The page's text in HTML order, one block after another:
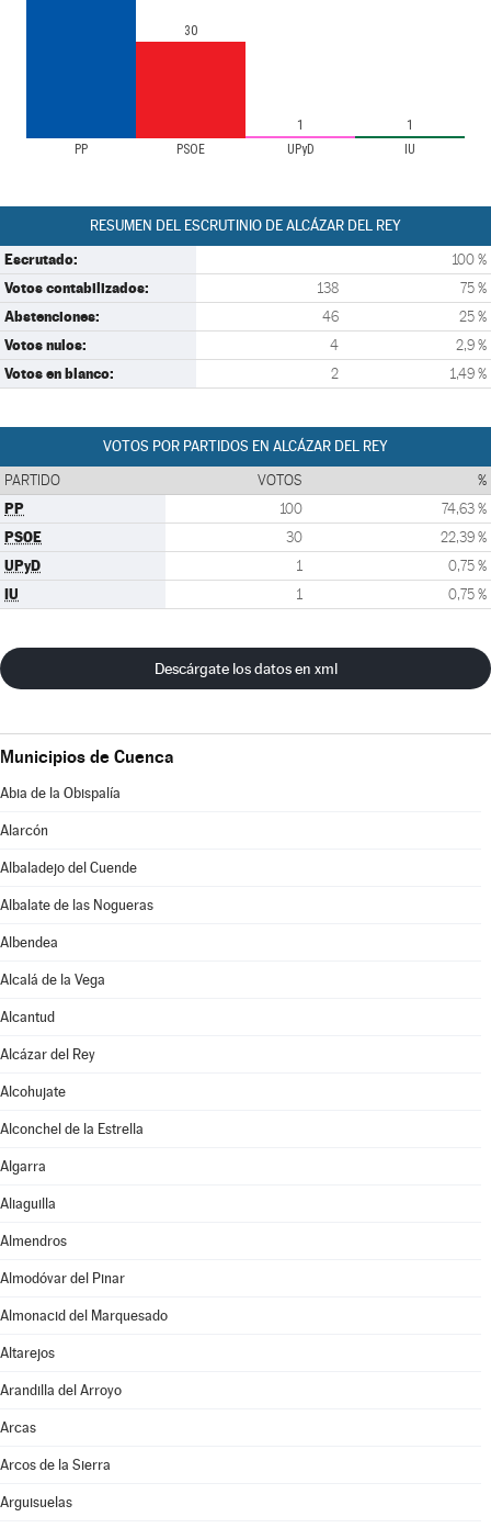
PP PSOE UPyD IU
30
1 1
RESUMEN DEL ESCRUTINIO DE ALCÁZAR DEL REY
Escrutado: 100 %
Votos contabilizados: 138 75 %
Abstenciones: 46 25 %
Votos nulos: 4 2,9 %
Votos en blanco: 2 1,49 %
VOTOS POR PARTIDOS EN ALCÁZAR DEL REY
PARTIDO VOTOS %
PP 100 74,63 %
PSOE 30 22,39 %
UPyD 1 0,75 %
IU 1 0,75 %
Descárgate los datos en xml
Municipios de Cuenca
Abia de la Obispalía
Alarcón
Albaladejo del Cuende
Albalate de las Nogueras
Albendea
Alcalá de la Vega
Alcantud
Alcázar del Rey
Alcohujate
Alconchel de la Estrella
Algarra
Aliaguilla
Almendros
Almodóvar del Pinar
Almonacid del Marquesado
Altarejos
Arandilla del Arroyo
Arcas
Arcos de la Sierra
Arguisuelas